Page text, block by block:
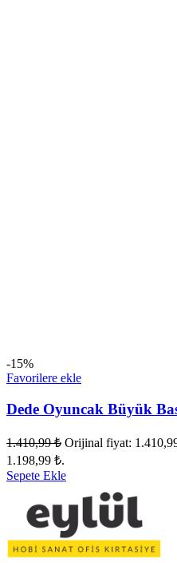
-15%
Favorilere ekle
Dede Oyuncak Büyük
1.410,99₺ Orijinal fiyat:
1.198,99 ₺.
Sepete Ekle